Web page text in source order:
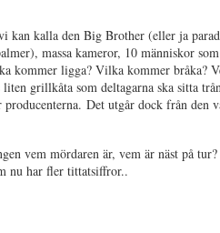
kan kalla den Big Brother (eller ja
massa kameror, 10 människor
kommer ligga? Vilka kommer bråka?
grillkåta som deltagarna ska sitta
producenterna.Det utgår dock från den
vem mördaren är, vem är näst på
nu har fler tittatsiffror..